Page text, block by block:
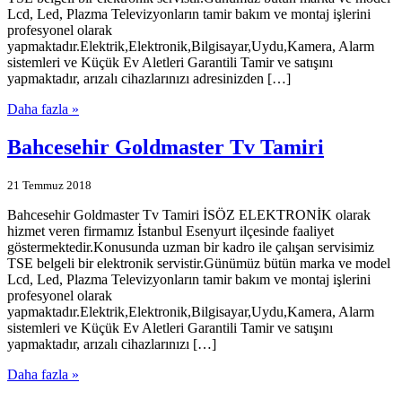
Lcd, Led, Plazma Televizyonların tamir bakım ve montaj işlerini
profesyonel olarak
yapmaktadır.Elektrik,Elektronik,Bilgisayar,Uydu,Kamera, Alarm
sistemleri ve Küçük Ev Aletleri Garantili Tamir ve satışını
yapmaktadır, arızalı cihazlarınızı adresinizden […]
Daha fazla »
Bahcesehir Goldmaster Tv Tamiri
21 Temmuz 2018
Bahcesehir Goldmaster Tv Tamiri İSÖZ ELEKTRONİK olarak
hizmet veren firmamız İstanbul Esenyurt ilçesinde faaliyet
göstermektedir.Konusunda uzman bir kadro ile çalışan servisimiz
TSE belgeli bir elektronik servistir.Günümüz bütün marka ve model
Lcd, Led, Plazma Televizyonların tamir bakım ve montaj işlerini
profesyonel olarak
yapmaktadır.Elektrik,Elektronik,Bilgisayar,Uydu,Kamera, Alarm
sistemleri ve Küçük Ev Aletleri Garantili Tamir ve satışını
yapmaktadır, arızalı cihazlarınızı […]
Daha fazla »